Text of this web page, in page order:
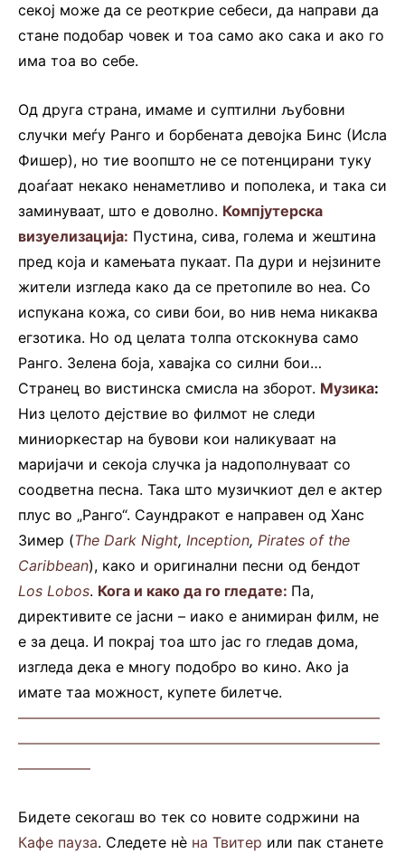
секој може да се реоткрие себеси, да направи да
стане подобар човек и тоа само ако сака и ако го
има тоа во себе.
Од друга страна, имаме и суптилни љубовни
случки меѓу Ранго и борбената девојка Бинс (Исла
Фишер), но тие воопшто не се потенцирани туку
доаѓаат некако ненаметливо и пополека, и така си
заминуваат, што е доволно. Компјутерска
визуелизација: Пустина, сива, голема и жештина
пред која и камењата пукаат. Па дури и нејзините
жители изгледа како да се претопиле во неа. Со
испукана кожа, со сиви бои, во нив нема никаква
егзотика. Но од целата толпа отскокнува само
Ранго. Зелена боја, хавајка со силни бои…
Странец во вистинска смисла на зборот. Музика:
Низ целото дејствие во филмот не следи
миниоркестар на бувови кои наликуваат на
маријачи и секоја случка ја надополнуваат со
соодветна песна. Така што музичкиот дел е актер
плус во „Ранго“. Саундракот е направен од Ханс
Зимер (The Dark Night, Inception, Pirates of the
Caribbean), како и оригинални песни од бендот
Los Lobos. Кога и како да го гледате: Па,
директивите се јасни – иако е анимиран филм, не
е за деца. И покрај тоа што јас го гледав дома,
изгледа дека е многу подобро во кино. Ако ја
имате таа можност, купете билетче.
—————————————————————————
—————————————————————————
—————
Бидете секогаш во тек со новите содржини на
Кафе пауза. Следете нè на Твитер или пак станете